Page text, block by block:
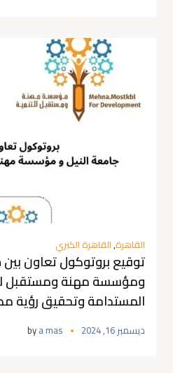
القاهرة,القاهرة الكبري
توقيع بروتوكول تعاون بين
ومؤسسة مهنة ومستقبل
المستدامة وتحقيق رؤية مصر
ديسمبر 16, 2024 bya mas